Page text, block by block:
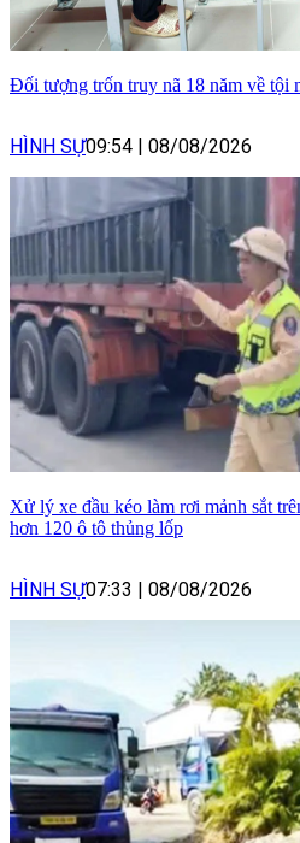
Đối tượng trốn truy nã 18 năm về tội
HÌNH SỰ09:54 | 08/08/2026
Xử lý xe đầu kéo làm rơi mảnh sắt
hơn 120 ô tô thủng lốp
HÌNH SỰ07:33 | 08/08/2026